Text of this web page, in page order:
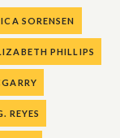
SORENSEN
PHILLIPS
REYES